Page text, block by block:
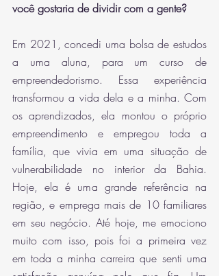
você gostaria de dividir com a gente?
Em 2021, concedi uma bolsa de estudos
a uma aluna, para um curso de
empreendedorismo. Essa experiência
transformou a vida dela e a minha. Com
os aprendizados, ela montou o próprio
empreendimento e empregou toda a
família, que vivia em uma situação de
vulnerabilidade no interior da Bahia.
Hoje, ela é uma grande referência na
região, e emprega mais de 10 familiares
em seu negócio. Até hoje, me emociono
muito com isso, pois foi a primeira vez
em toda a minha carreira que senti uma